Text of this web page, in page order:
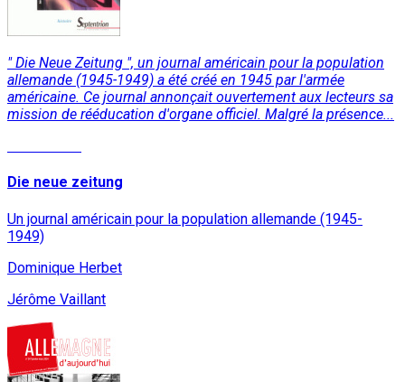
" Die Neue Zeitung ", un journal américain pour la population
allemande (1945-1949) a été créé en 1945 par l'armée
américaine. Ce journal annonçait ouvertement aux lecteurs sa
mission de rééducation d'organe officiel. Malgré la présence...
Die neue zeitung
Un journal américain pour la population allemande (1945-
1949)
Dominique Herbet
Jérôme Vaillant